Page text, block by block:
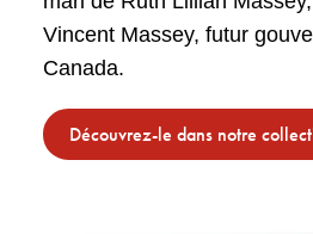
Vincent Massey, futur
Canada.
Découvrez-le dans notre